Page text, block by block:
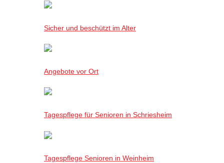
Sicher und beschützt im Alter
Angebote vor Ort
Tagespflege für Senioren in Schriesheim
Tagespflege Senioren in Weinheim